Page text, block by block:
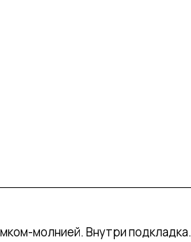
молнией. Внутри подкладка.